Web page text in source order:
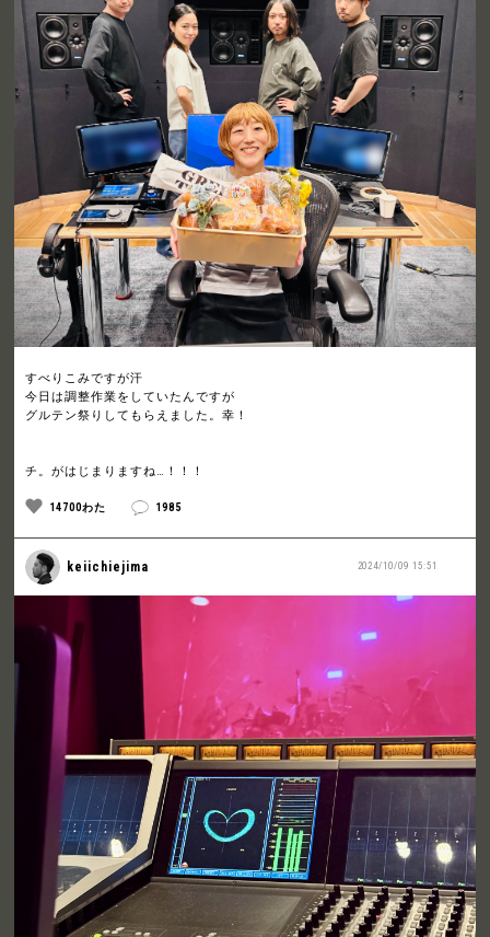
すべりこみですが汗
今日は調整作業をしていたんですが
グルテン祭りしてもらえました。幸！
チ。がはじまりますね…！！！
14700わた 1985
2024/10/09 15:51
keiichiejima